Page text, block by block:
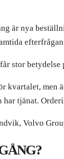
är nya
stor betydelse
kvartalet, men
tjänat.
Volvo